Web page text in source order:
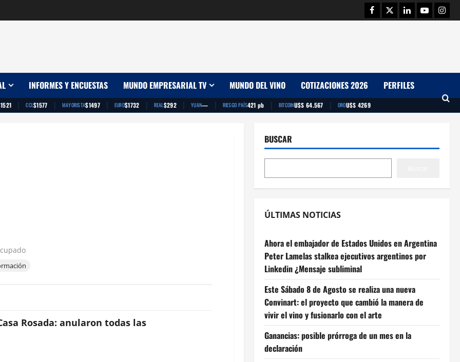
Facebook
TwitterLinkedinYoutube
INFORMES Y ENCUESTAS MUNDO EMPRESARIAL TV MUNDO DEL VINO COTIZACIONES 2026 PERFILES
| CCL$1577 | MAYORISTA$1497 | EURO$1732 | REAL$292 | YUAN— | RIESGO PAÍS421 pb | BITCOINU$S 64.567 | OROU$S 4269
Rosada: anularon todas las
BUSCAR
ÚLTIMAS NOTICIAS
Ahora el embajador de Estados Unidos en Argentina
Peter Lamelas stalkea ejecutivos argentinos por
Linkedin ¿Mensaje subliminal
Este Sábado 8 de Agosto se realiza una nueva
Convinart: el proyecto que cambió la manera de
vivir el vino y fusionarlo con el arte
Ganancias: posible prórroga de un mes en la
declaración